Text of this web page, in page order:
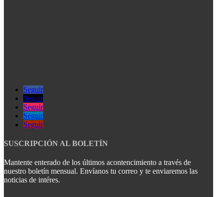
Seguir
Seguir
Seguir
Seguir
Seguir
SUSCRIPCIÓN AL BOLETÍN
Mantente enterado de los últimos acontencimiento a través de
nuestro boletín mensual. Envíanos tu correo y te enviaremos las
noticias de intéres.